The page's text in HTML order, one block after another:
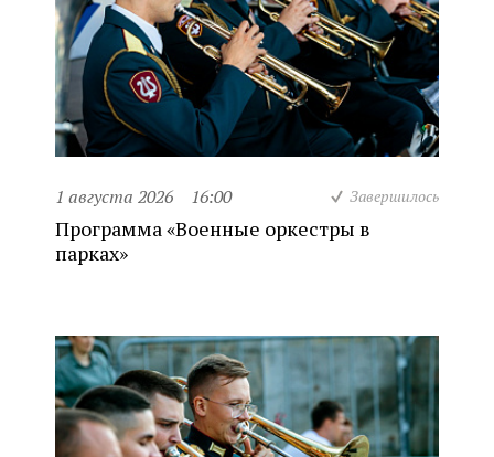
1 августа 2026 16:00 Завершилось
Программа «Военные оркестры в
парках»